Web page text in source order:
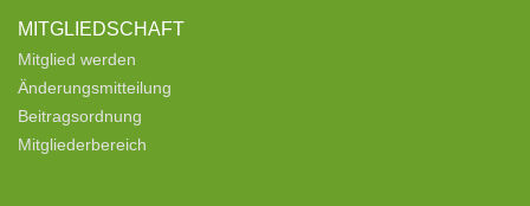
MITGLIEDSCHAFT
Mitglied werden
Änderungsmitteilung
Beitragsordnung
Mitgliederbereich